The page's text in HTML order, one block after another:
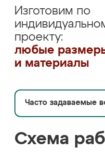
Изготовим по
проекту:
любые
и материалы
Часто задаваемые
Схема